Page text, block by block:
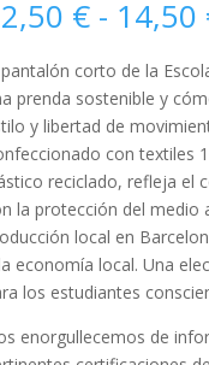
€ - 14,50
pantalón corto de la
prenda sostenible y
y libertad de
con textiles
reciclado, refleja el
la protección del medio
local en
economía local. Una
los estudiantes
enorgullecemos de